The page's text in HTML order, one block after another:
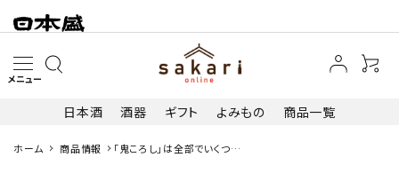
メニュー
日本酒 酒器 ギフト よみもの 商品一覧
ホーム 商品情報
「鬼ころし」は全部でいくつあ